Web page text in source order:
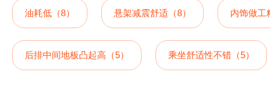
油耗低（8） 悬架减震舒适（8） 内饰做工
后排中间地板凸起高（5） 乘坐舒适性不错（5）